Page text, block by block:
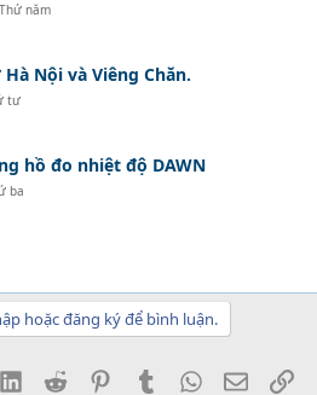
năm
Nội và Viêng Chăn.
tư
hồ đo nhiệt độ DAWN
ba
hoặc đăng ký để bình luận.
LinkedInReddit PinterestTumblrWhatsApp
Email